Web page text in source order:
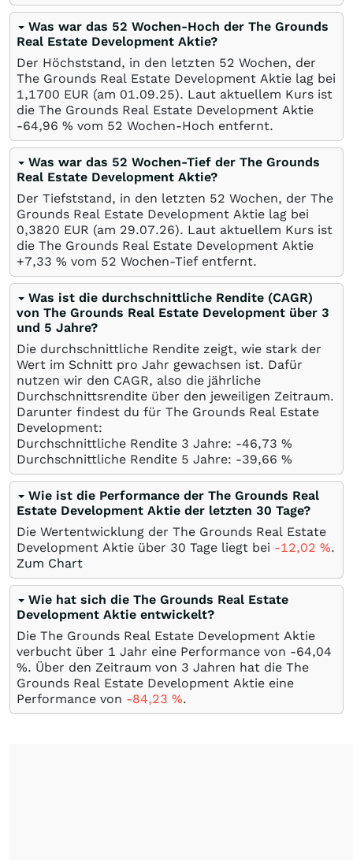
Was war das 52 Wochen-Hoch der The Grounds
Real Estate Development Aktie?
Der Höchststand, in den letzten 52 Wochen, der
The Grounds Real Estate Development Aktie lag bei
1,1700 EUR (am 01.09.25). Laut aktuellem Kurs ist
die The Grounds Real Estate Development Aktie
-64,96 % vom 52 Wochen-Hoch entfernt.
Was war das 52 Wochen-Tief der The Grounds
Real Estate Development Aktie?
Der Tiefststand, in den letzten 52 Wochen, der The
Grounds Real Estate Development Aktie lag bei
0,3820 EUR (am 29.07.26). Laut aktuellem Kurs ist
die The Grounds Real Estate Development Aktie
+7,33 % vom 52 Wochen-Tief entfernt.
Was ist die durchschnittliche Rendite (CAGR)
von The Grounds Real Estate Development über 3
und 5 Jahre?
Die durchschnittliche Rendite zeigt, wie stark der
Wert im Schnitt pro Jahr gewachsen ist. Dafür
nutzen wir den CAGR, also die jährliche
Durchschnittsrendite über den jeweiligen Zeitraum.
Darunter findest du für The Grounds Real Estate
Development:
Durchschnittliche Rendite 3 Jahre: -46,73 %
Durchschnittliche Rendite 5 Jahre: -39,66 %
Wie ist die Performance der The Grounds Real
Estate Development Aktie der letzten 30 Tage?
Die Wertentwicklung der The Grounds Real Estate
Development Aktie über 30 Tage liegt bei -12,02 %.
Zum Chart
Wie hat sich die The Grounds Real Estate
Development Aktie entwickelt?
Die The Grounds Real Estate Development Aktie
verbucht über 1 Jahr eine Performance von -64,04
%. Über den Zeitraum von 3 Jahren hat die The
Grounds Real Estate Development Aktie eine
Performance von -84,23 %.